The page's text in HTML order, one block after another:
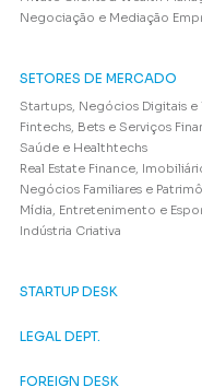
Negociação e Mediação
SETORES DE MERCADO
Startups, Negócios Digitais e
Fintechs, Bets e Serviços
Saúde e Healthtechs
Real Estate Finance,
Negócios Familiares e
Mídia, Entretenimento e
Indústria Criativa
STARTUP DESK
LEGAL DEPT.
FOREIGN DESK